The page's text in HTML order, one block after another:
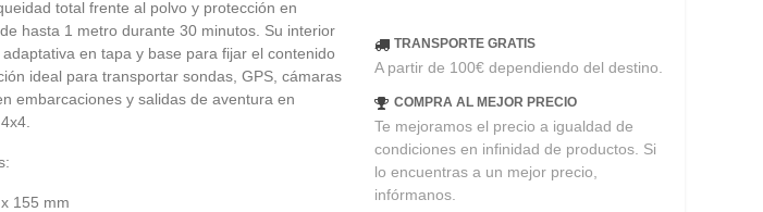
total frente al polvo y protección en
hasta 1 metro durante 30 minutos. Su interior
en tapa y base para fijar el contenido
ideal para transportar sondas, GPS, cámaras
embarcaciones y salidas de aventura en
155 mm
TRANSPORTE GRATIS
A partir de 100€ dependiendo del destino.
COMPRA AL MEJOR PRECIO
Te mejoramos el precio a igualdad de
condiciones en infinidad de productos. Si
lo encuentras a un mejor precio,
infórmanos.